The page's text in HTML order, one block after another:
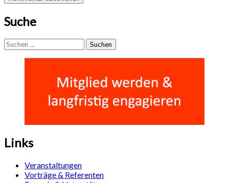
Suche
Suchen
nach:
Links
Veranstaltungen
Vorträge & Referenten